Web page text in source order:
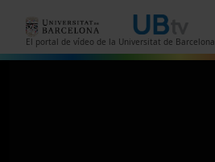
El portal de vídeo de la Universitat de Barcelona